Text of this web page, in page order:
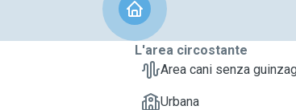
L'area circostante
Area cani senza
Urbana